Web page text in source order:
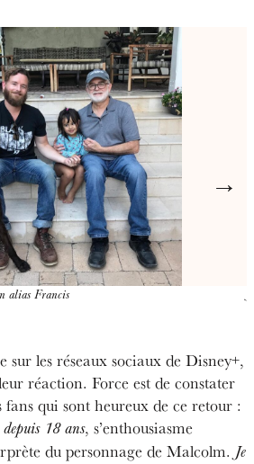
alias Francis
→
sur les réseaux sociaux de Disney+,
réaction. Force est de constater
fans qui sont heureux de ce retour :
depuis 18 ans, s’enthousiasme
du personnage de Malcolm. Je